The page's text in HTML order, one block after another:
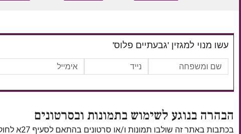
עשו מנוי למגזין 'גבעתיים פלוס'
הבהרה בנוגע לשימוש בתמונות ובסרטונים
בכתבות באתר זה שולבו תמונות ו/או סרטונים בהתאם לסעיף 27א לחוק זכויות יוצרים, התשס"ח–2007.